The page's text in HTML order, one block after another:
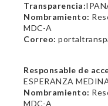
Transparencia:
Nombramiento:
MDC-A
Correo:
Responsable de
ESPERANZA
Nombramiento:
MDC-A